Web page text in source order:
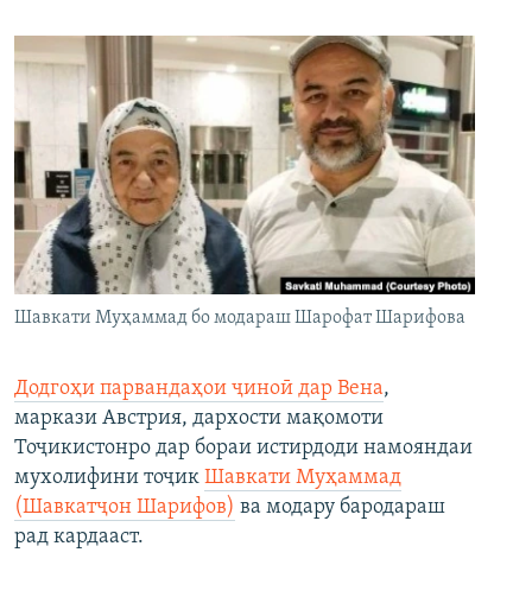
Шавкати Муҳаммад бо модараш Шарофат Шарифова
Додгоҳи парвандаҳои ҷиноӣ дар Вена,
маркази Австрия, дархости мақомоти
Тоҷикистонро дар бораи истирдоди намояндаи
мухолифини тоҷик Шавкати Муҳаммад
(Шавкатҷон Шарифов) ва модару бародараш
рад кардааст.